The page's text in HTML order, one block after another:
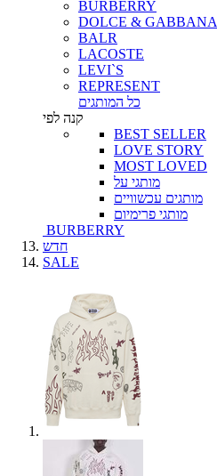
BURBERRY
DOLCE & GABBANA
BALR
LACOSTE
LEVI`S
REPRESENT
כל המותגים
קנה לפי
BEST SELLER
LOVE STORY
MOST LOVED
מותגי על
מותגים עכשוויים
מותגי פרימיום
BURBERRY
חדש
SALE